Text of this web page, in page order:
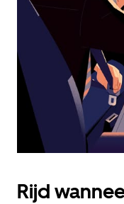
Escape
agenda
te
sluiten.
Rijd